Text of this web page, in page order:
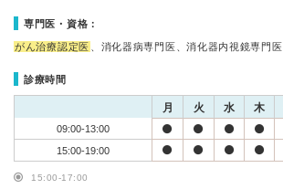
専門医・資格：
がん治療認定医 、消化器病専門医、消化器内視鏡専門医
診療時間
月 火 水 木
09:00-13:00
15:00-19:00
15:00-17:00